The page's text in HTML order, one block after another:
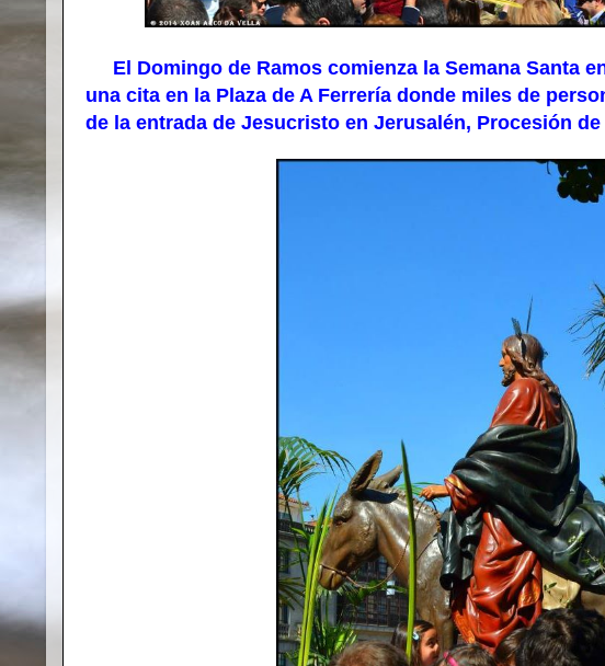
El Domingo de Ramos comienza la Semana Santa
una cita en la Plaza de A Ferrería donde miles de
de la entrada de Jesucristo en Jerusalén, Procesión